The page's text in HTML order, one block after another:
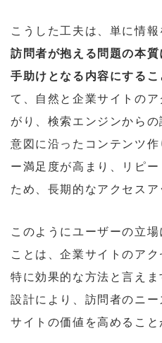
こうした工夫は、単に情報
訪問者が抱える問題の本
手助けとなる内容にするこ
て、自然と企業サイトの
がり、検索エンジンから
意図に沿ったコンテンツ
ー満足度が高まり、リピ
ため、長期的なアクセスア
このようにユーザーの立
ことは、企業サイトのア
特に効果的な方法と言え
設計により、訪問者のニ
サイトの価値を高めること